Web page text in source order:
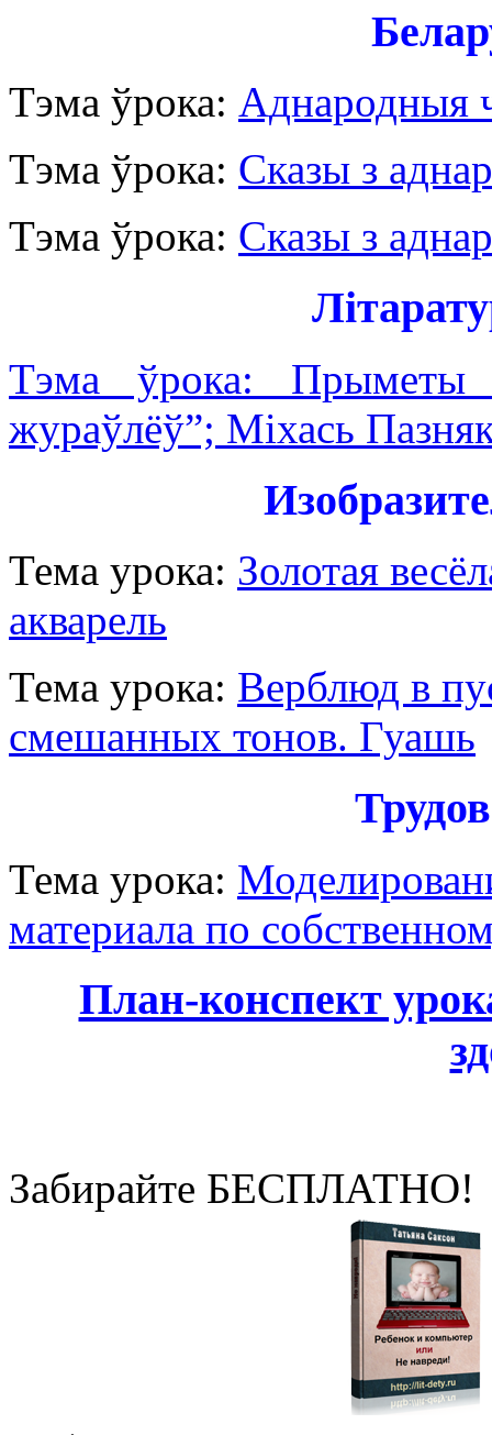
Тэма ўрока: Аднародныя
Тэма ўрока: Сказы з
Тэма ўрока: Сказы з
Тэма ўрока: Прыметы
жураўлёў”; Міхась
Тема урока: Золотая
акварель
Тема урока: Верблюд в
смешанных тонов. Гуашь
Тема урока:
материала по
План-конспект
Забирайте БЕСПЛАТНО!